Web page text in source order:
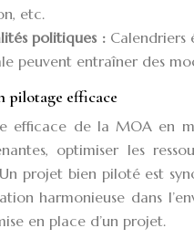
etc.
politiques : Calendriers
peuvent entraîner des
pilotage efficace
efficace de la MOA en
optimiser les
projet bien piloté est
harmonieuse dans
en place d’un projet.